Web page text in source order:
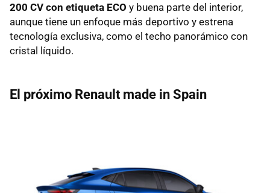
200 CV con etiqueta ECO y buena parte del interior,
aunque tiene un enfoque más deportivo y estrena
tecnología exclusiva, como el techo panorámico con
cristal líquido.
El próximo Renault made in Spain